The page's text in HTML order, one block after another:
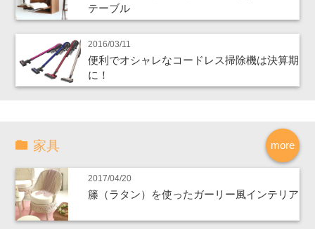
テーブル
2016/03/11
便利でオシャレなコードレス掃除機は決算期
に！
more
家具
2017/04/20
籐（ラタン）を使ったガーリー風インテリア